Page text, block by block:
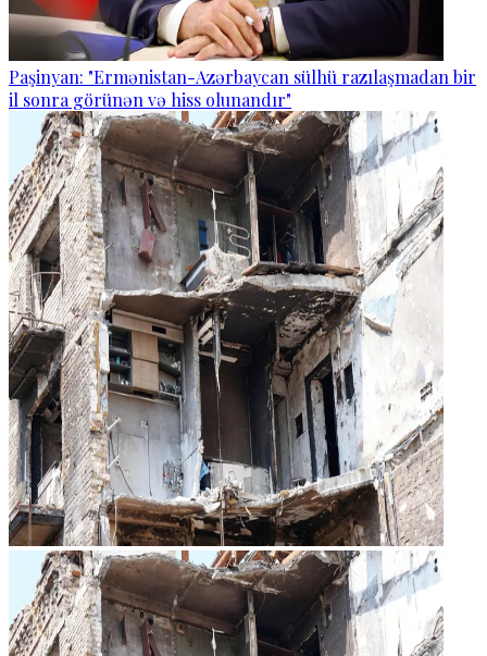
Paşinyan: "Ermənistan-Azərbaycan sülhü razılaşmadan bir
il sonra görünən və hiss olunandır"